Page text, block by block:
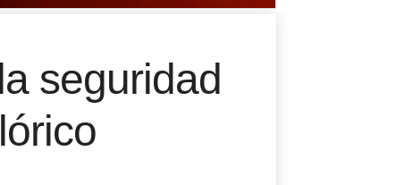
seguridad